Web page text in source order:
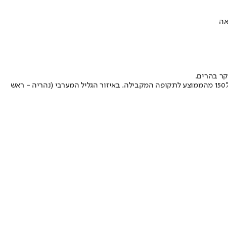
בהרים.
על פי נתוני השירות המטאורולוגי, סיכום נתוני המשקעים עד עתה מעלה כי כמויות הגשם מתחילת העונה גבוהות מהממוצע בצפון הארץ עם 120%-150% מהממוצע לתקופה המקבילה. באיזור הגליל המערבי (נהריה - ראש